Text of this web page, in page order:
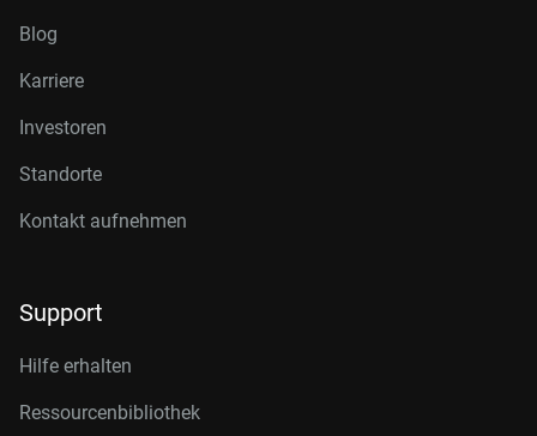
Blog
Karriere
Investoren
Standorte
Kontakt aufnehmen
Support
Hilfe erhalten
Ressourcenbibliothek